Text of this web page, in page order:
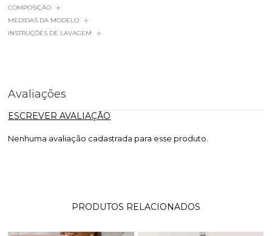
MEDIDAS DA MODELO
INSTRUÇÕES DE LAVAGEM
COMPOSIÇÃO
Avaliações
ESCREVER AVALIAÇÃO
Nenhuma avaliação cadastrada para esse produto.
PRODUTOS RELACIONADOS